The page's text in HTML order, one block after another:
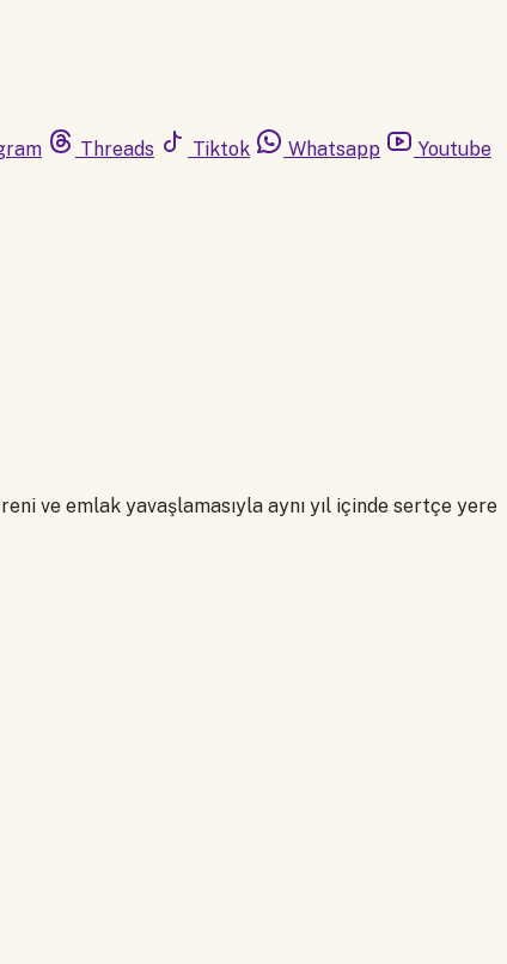
Threads Tiktok Whatsapp Youtube
ve emlak yavaşlamasıyla aynı yıl içinde sertçe yere